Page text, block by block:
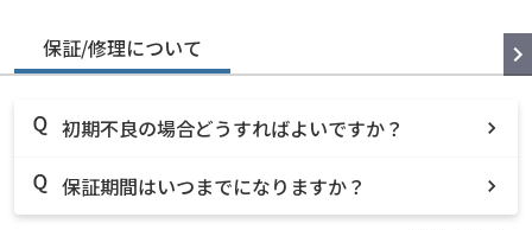
保証/修理について
初期不良の場合どうすればよいですか？
保証期間はいつまでになりますか？